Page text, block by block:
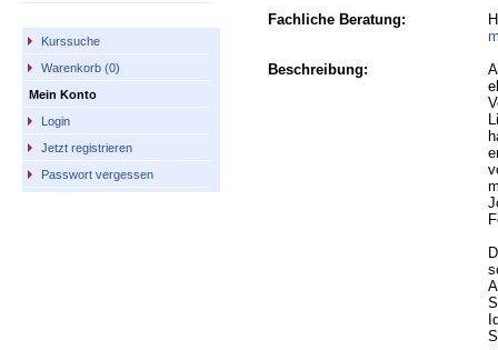
Kurssuche
Warenkorb (0)
Mein Konto
Login
Jetzt registrieren
Passwort vergessen
Fachliche Beratung:
Beschreibung: